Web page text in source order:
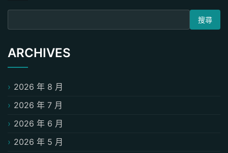
搜尋關鍵字:
ARCHIVES
2026 年 8 月
2026 年 7 月
2026 年 6 月
2026 年 5 月